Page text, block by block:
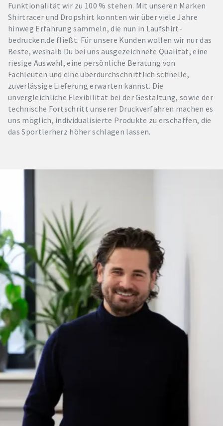
Funktionalität wir zu 100 % stehen. Mit unseren Marken
Shirtracer und Dropshirt konnten wir über viele Jahre
hinweg Erfahrung sammeln, die nun in Laufshirt-
bedrucken.de fließt. Für unsere Kunden wollen wir nur das
Beste, weshalb Du bei uns ausgezeichnete Qualität, eine
riesige Auswahl, eine persönliche Beratung von
Fachleuten und eine überdurchschnittlich schnelle,
zuverlässige Lieferung erwarten kannst. Die
unvergleichliche Flexibilität bei der Gestaltung, sowie der
technische Fortschritt unserer Druckverfahren machen es
uns möglich, individualisierte Produkte zu erschaffen, die
das Sportlerherz höher schlagen lassen.